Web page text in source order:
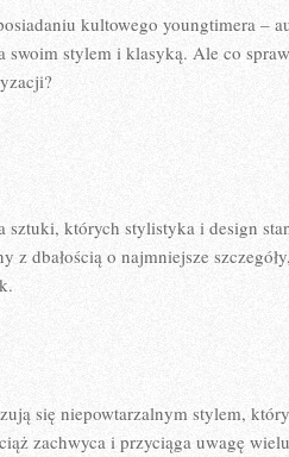
kultowego youngtimera –
swoim stylem ⁤i klasyką. Ale co
⁣sztuki, których stylistyka⁣ i design
z dbałością o najmniejsze
się niepowtarzalnym stylem,
zachwyca i przyciąga uwagę